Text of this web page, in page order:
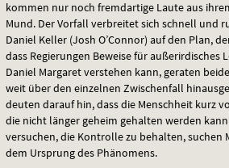
Der
Tag
der
Wahrheit
kommen nur noch fremdartige Laute aus
Mund. Der Vorfall verbreitet sich schnell und
Daniel Keller (Josh O’Connor) auf den Plan,
dass Regierungen Beweise für außerirdisches
Daniel Margaret verstehen kann, geraten
weit über den einzelnen Zwischenfall
deuten darauf hin, dass die Menschheit kurz
die nicht länger geheim gehalten werden
versuchen, die Kontrolle zu behalten, suchen
dem Ursprung des Phänomens.